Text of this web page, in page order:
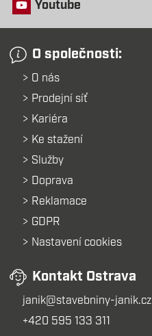
Youtube
O společnosti:
O nás
Prodejní síť
Kariéra
Ke stažení
Služby
Doprava
Reklamace
GDPR
Nastavení cookies
Kontakt Ostrava
janik@stavebniny-janik.cz
+420 595 133 311